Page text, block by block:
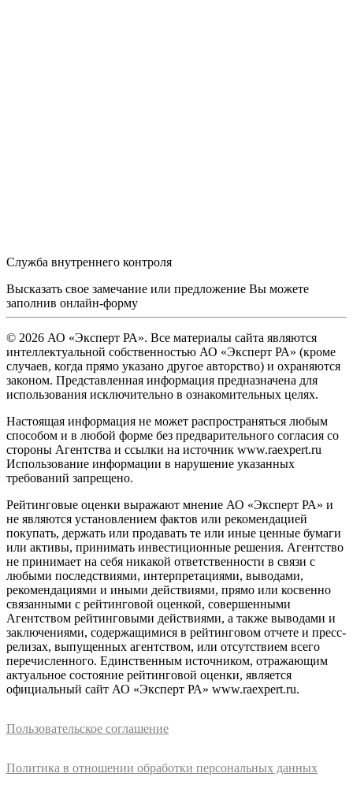
Служба внутреннего контроля
Высказать свое замечание или предложение Вы можете
заполнив онлайн-форму
© 2026 АО «Эксперт РА». Все материалы сайта являются
интеллектуальной собственностью АО «Эксперт РА» (кроме
случаев, когда прямо указано другое авторство) и охраняются
законом. Представленная информация предназначена для
использования исключительно в ознакомительных целях.
Настоящая информация не может распространяться любым
способом и в любой форме без предварительного согласия со
стороны Агентства и ссылки на источник www.raexpert.ru
Использование информации в нарушение указанных
требований запрещено.
Рейтинговые оценки выражают мнение АО «Эксперт РА» и
не являются установлением фактов или рекомендацией
покупать, держать или продавать те или иные ценные бумаги
или активы, принимать инвестиционные решения. Агентство
не принимает на себя никакой ответственности в связи с
любыми последствиями, интерпретациями, выводами,
рекомендациями и иными действиями, прямо или косвенно
связанными с рейтинговой оценкой, совершенными
Агентством рейтинговыми действиями, а также выводами и
заключениями, содержащимися в рейтинговом отчете и пресс-
релизах, выпущенных агентством, или отсутствием всего
перечисленного. Единственным источником, отражающим
актуальное состояние рейтинговой оценки, является
официальный сайт АО «Эксперт РА» www.raexpert.ru.
Пользовательское соглашение
Политика в отношении обработки персональных данных